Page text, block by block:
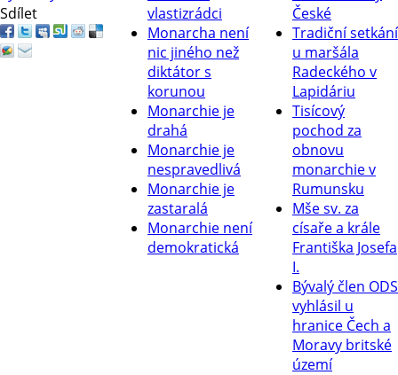
Sdílet
vlastizrádci
Monarcha není
nic jiného než
diktátor s
korunou
Monarchie je
drahá
Monarchie je
nespravedlivá
Monarchie je
zastaralá
Monarchie není
demokratická
České
Tradiční setkání
u maršála
Radeckého v
Lapidáriu
Tisícový
pochod za
obnovu
monarchie v
Rumunsku
Mše sv. za
císaře a krále
Františka Josefa
I.
Bývalý člen ODS
vyhlásil u
hranice Čech a
Moravy britské
území